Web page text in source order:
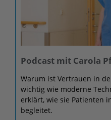
Podcast mit Carola
Warum ist Vertrauen in
wichtig wie moderne
erklärt, wie sie Patienten
begleitet.